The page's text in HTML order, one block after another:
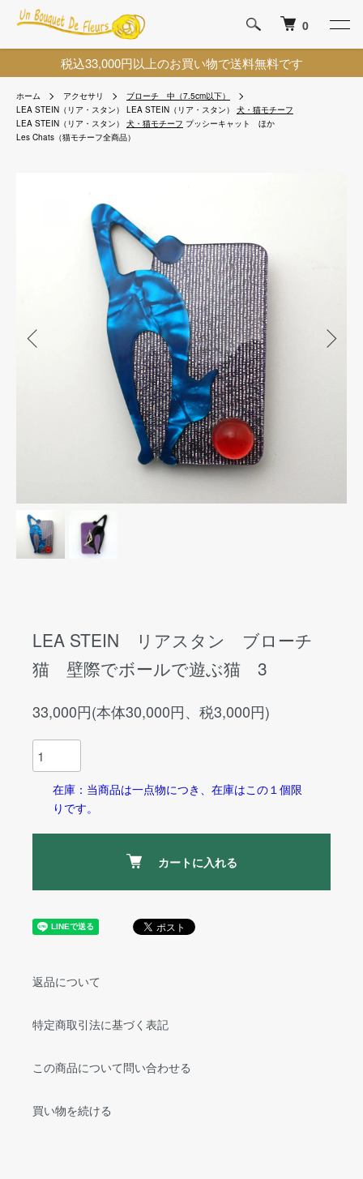
税込33,000円以上のお買い物で送料無料です
0
ホーム アクセサリ
ブローチ 中（7.5cm以下）
LEA STEIN（リア・スタン）
LEA STEIN（リア・スタン）
犬・猫モチーフ
LEA STEIN（リア・スタン）
犬・猫モチーフ プッシーキャット ほか
Les Chats（猫モチーフ全商品）
LEA STEIN リアスタン ブローチ
猫 壁際でボールで遊ぶ猫 3
33,000円(本体30,000円、税3,000円)
在庫：当商品は一点物につき、在庫はこの１個限
りです。
カートに入れる
返品について
特定商取引法に基づく表記
この商品について問い合わせる
買い物を続ける